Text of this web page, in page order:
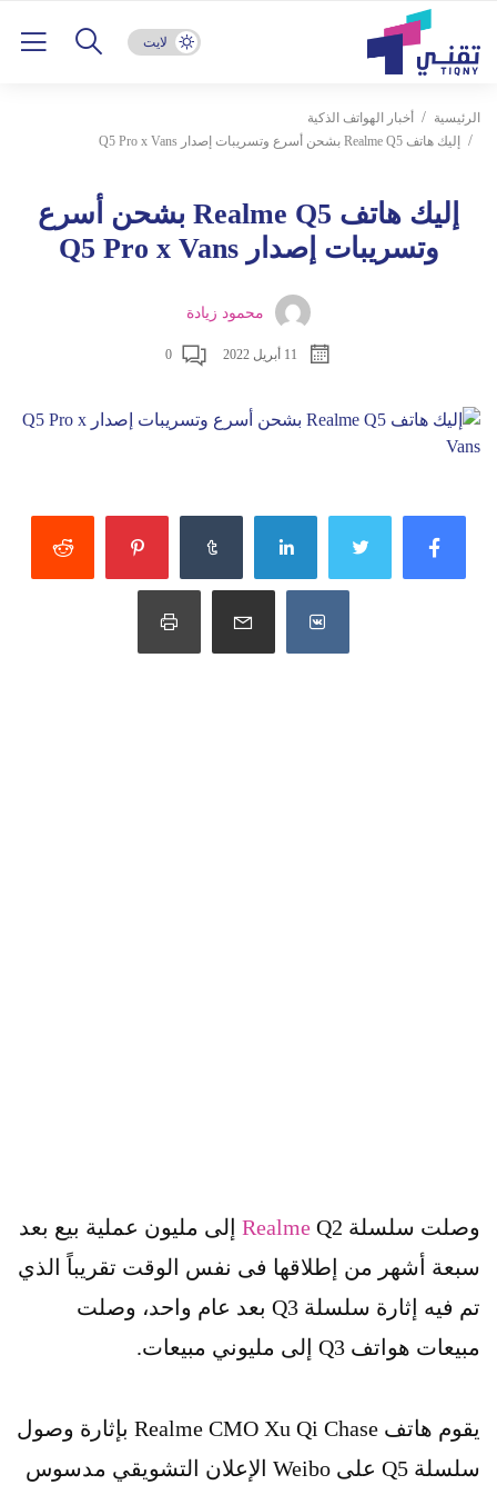
لايت
الرئيسية
أخبار الهواتف الذكية
إليك هاتف Realme Q5 بشحن أسرع وتسريبات إصدار Q5 Pro x Vans
إليك هاتف Realme Q5 بشحن أسرع
وتسريبات إصدار Q5 Pro x Vans
محمود زيادة
11 أبريل 2022 0
وصلت سلسلة Realme Q2 إلى مليون عملية بيع بعد
سبعة أشهر من إطلاقها فى نفس الوقت تقريباً الذي
تم فيه إثارة سلسلة Q3 بعد عام واحد، وصلت
مبيعات هواتف Q3 إلى مليوني مبيعات.
يقوم هاتف Realme CMO Xu Qi Chase بإثارة وصول
سلسلة Q5 على Weibo الإعلان التشويقي مدسوس